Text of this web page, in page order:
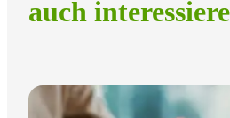
auch